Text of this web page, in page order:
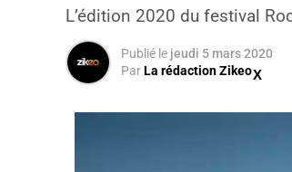
L’édition 2020 du festival
Publié le jeudi 5 mars 2020
ParLa rédaction Zikeo